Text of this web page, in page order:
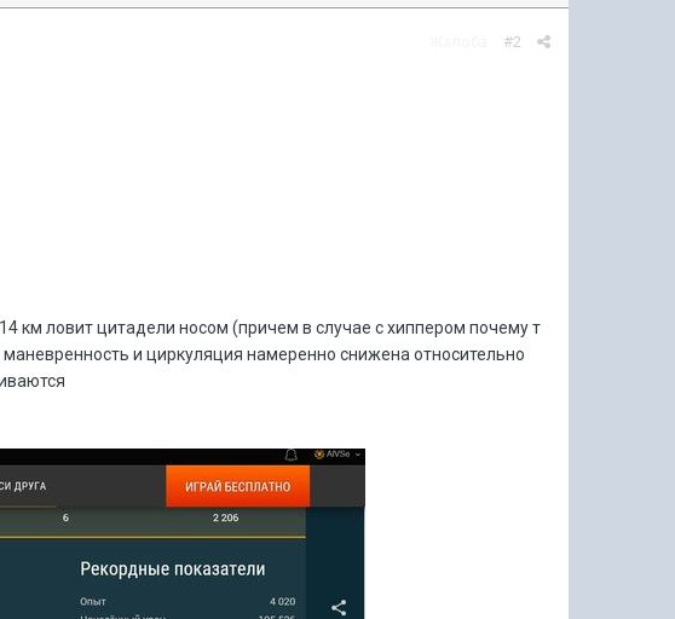
#2
км ловит цитадели носом (причем в случае с хиппером почему т
и циркуляция намеренно снижена относительно